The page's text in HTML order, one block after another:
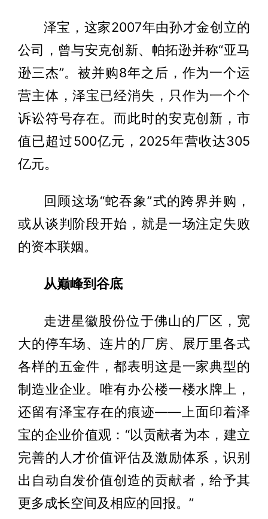
泽宝，这家2007年由孙才金创立的
公司，曾与安克创新、帕拓逊并称“亚马
逊三杰”。被并购8年之后，作为一个运
营主体，泽宝已经消失，只作为一个个
诉讼符号存在。而此时的安克创新，市
值已超过500亿元，2025年营收达305
亿元。
回顾这场“蛇吞象”式的跨界并购，
或从谈判阶段开始，就是一场注定失败
的资本联姻。
从巅峰到谷底
走进星徽股份位于佛山的厂区，宽
大的停车场、连片的厂房、展厅里各式
各样的五金件，都表明这是一家典型的
制造业企业。唯有办公楼一楼水牌上，
还留有泽宝存在的痕迹——上面印着泽
宝的企业价值观：“以贡献者为本，建立
完善的人才价值评估及激励体系，识别
出自动自发价值创造的贡献者，给予其
更多成长空间及相应的回报。”